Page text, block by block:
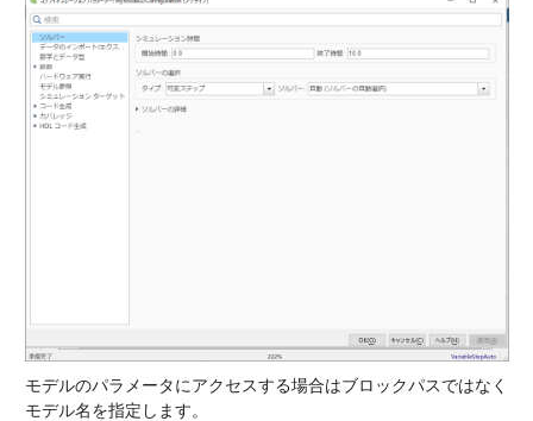
モデルのパラメータにアクセスする場合はブロックパスではなく
モデル名を指定します。